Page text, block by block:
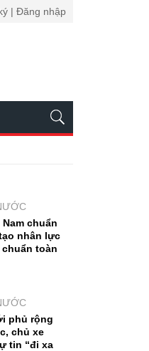
| Đăng nhập
chuẩn
nhân lực
toàn
phủ rộng
chủ xe
tin “đi xa